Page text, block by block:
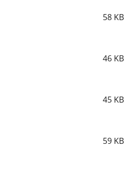
58 KB
46 KB
45 KB
59 KB